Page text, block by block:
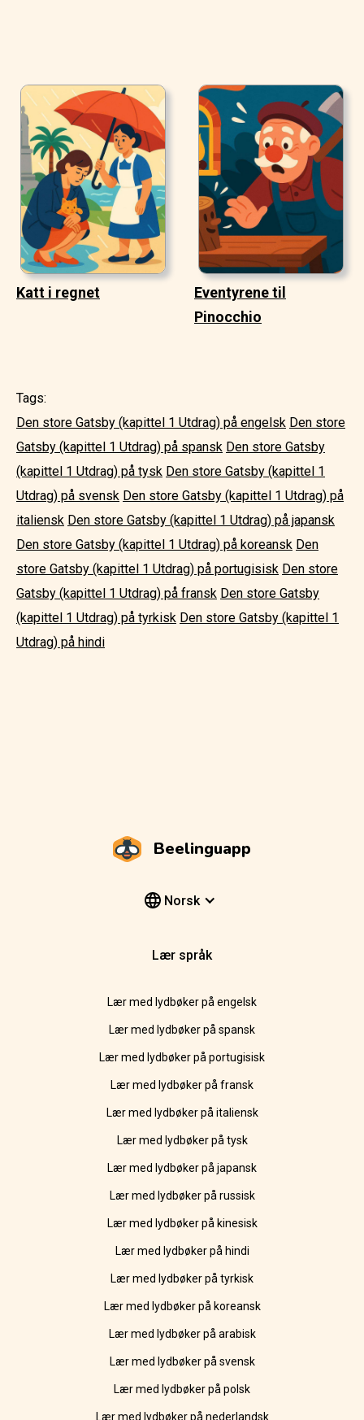
Katt i regnet
Eventyrene til
Pinocchio
Tags:
Den store Gatsby (kapittel 1 Utdrag) på engelsk Den store
Gatsby (kapittel 1 Utdrag) på spansk Den store Gatsby
(kapittel 1 Utdrag) på tysk Den store Gatsby (kapittel 1
Utdrag) på svensk Den store Gatsby (kapittel 1 Utdrag) på
italiensk Den store Gatsby (kapittel 1 Utdrag) på japansk
Den store Gatsby (kapittel 1 Utdrag) på koreansk Den
store Gatsby (kapittel 1 Utdrag) på portugisisk Den store
Gatsby (kapittel 1 Utdrag) på fransk Den store Gatsby
(kapittel 1 Utdrag) på tyrkisk Den store Gatsby (kapittel 1
Utdrag) på hindi
Beelinguapp
Norsk
Lær språk
Lær med lydbøker på engelsk
Lær med lydbøker på spansk
Lær med lydbøker på portugisisk
Lær med lydbøker på fransk
Lær med lydbøker på italiensk
Lær med lydbøker på tysk
Lær med lydbøker på japansk
Lær med lydbøker på russisk
Lær med lydbøker på kinesisk
Lær med lydbøker på hindi
Lær med lydbøker på tyrkisk
Lær med lydbøker på koreansk
Lær med lydbøker på arabisk
Lær med lydbøker på svensk
Lær med lydbøker på polsk
Lær med lydbøker på nederlandsk